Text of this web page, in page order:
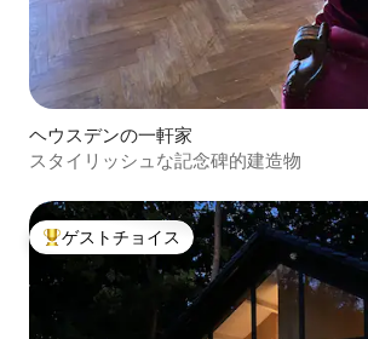
ヘウスデンの一軒家
スタイリッシュな記念碑的建造物
大好評のゲストチョイスです。
ゲストチョイス